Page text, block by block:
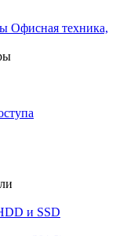
Офисная техника,
и SSD